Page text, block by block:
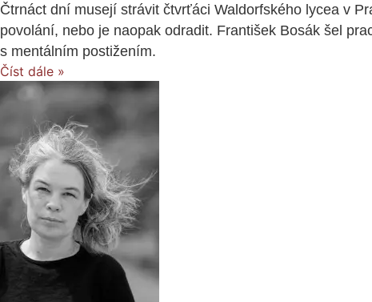
Čtrnáct dní musejí strávit čtvrťáci Waldorfského lycea v
povolání, nebo je naopak odradit. František Bosák šel
s mentálním postižením.
Číst dále »